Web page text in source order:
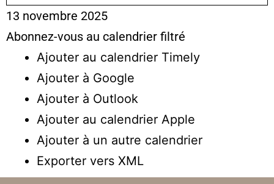
13 novembre 2025
Abonnez-vous au calendrier filtré
Ajouter au calendrier Timely
Ajouter à Google
Ajouter à Outlook
Ajouter au calendrier Apple
Ajouter à un autre calendrier
Exporter vers XML